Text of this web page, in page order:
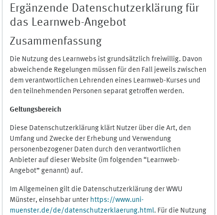
Ergänzende Datenschutzerklärung für
das Learnweb-Angebot
Zusammenfassung
Die Nutzung des Learnwebs ist grundsätzlich freiwillig. Davon
abweichende Regelungen müssen für den Fall jeweils zwischen
dem verantwortlichen Lehrenden eines Learnweb-Kurses und
den teilnehmenden Personen separat getroffen werden.
Geltungsbereich
Diese Datenschutzerklärung klärt Nutzer über die Art, den
Umfang und Zwecke der Erhebung und Verwendung
personenbezogener Daten durch den verantwortlichen
Anbieter auf dieser Website (im folgenden “Learnweb-
Angebot” genannt) auf.
Im Allgemeinen gilt die Datenschutzerklärung der WWU
Münster, einsehbar unter https://www.uni-
muenster.de/de/datenschutzerklaerung.html. Für die Nutzung